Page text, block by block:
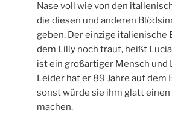
Nase voll wie von den
die diesen und anderen
geben. Der einzige italienische
dem Lilly noch traut, heißt
ist ein großartiger Mensch und
Leider hat er 89 Jahre auf dem
sonst würde sie ihm glatt
machen.